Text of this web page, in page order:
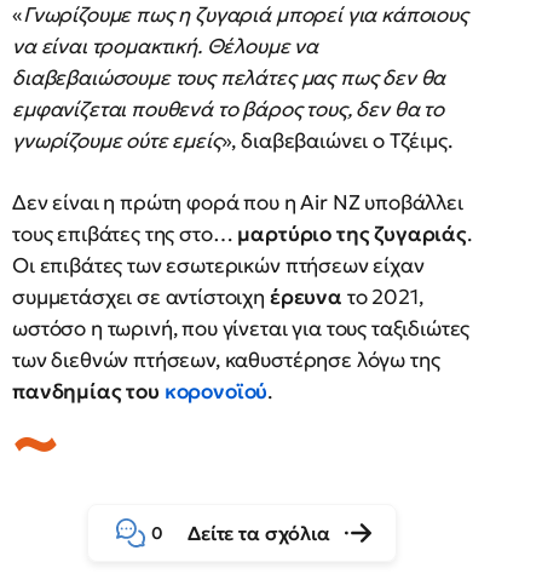
«Γνωρίζουμε πως η ζυγαριά μπορεί για κάποιους
να είναι τρομακτική. Θέλουμε να
διαβεβαιώσουμε τους πελάτες μας πως δεν θα
εμφανίζεται πουθενά το βάρος τους, δεν θα το
γνωρίζουμε ούτε εμείς», διαβεβαιώνει ο Τζέιμς.
Δεν είναι η πρώτη φορά που η Air NZ υποβάλλει
τους επιβάτες της στο… μαρτύριο της ζυγαριάς.
Οι επιβάτες των εσωτερικών πτήσεων είχαν
συμμετάσχει σε αντίστοιχη έρευνα το 2021,
ωστόσο η τωρινή, που γίνεται για τους ταξιδιώτες
των διεθνών πτήσεων, καθυστέρησε λόγω της
πανδημίας του κορονοϊού.
0 Δείτε τα σχόλια